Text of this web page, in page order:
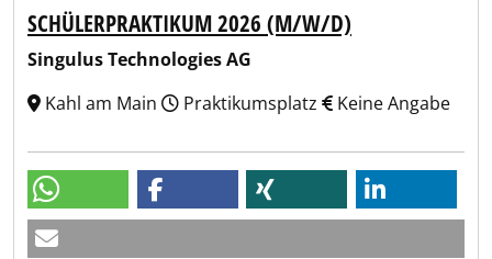
SCHÜLERPRAKTIKUM 2026 (M/W/D)
Singulus Technologies AG
Kahl am Main
Praktikumsplatz Keine Angabe